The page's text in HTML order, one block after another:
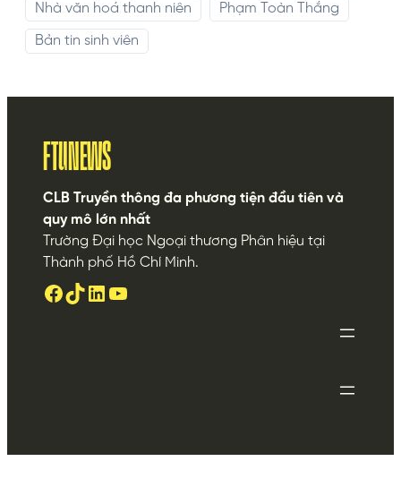
Nhà văn hoá thanh niên Phạm Toàn Thắng
Bản tin sinh viên
FTUNEWS
CLB Truyền thông đa phương tiện đầu tiên và
quy mô lớn nhất
Trường Đại học Ngoại thương Phân hiệu tại
Thành phố Hồ Chí Minh.